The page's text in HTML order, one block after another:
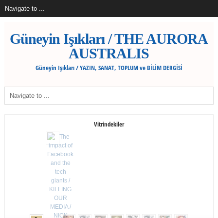
Güneyin Işıkları / THE AURORA
AUSTRALIS
Güneyin Işıkları / YAZIN, SANAT, TOPLUM ve BİLİM DERGİSİ
Vitrindekiler